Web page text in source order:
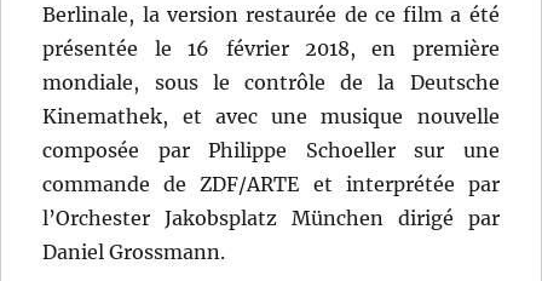
Berlinale, la version restaurée de ce film a été
présentée le 16 février 2018, en première
mondiale, sous le contrôle de la Deutsche
Kinemathek, et avec une musique nouvelle
composée par Philippe Schoeller sur une
commande de ZDF/ARTE et interprétée par
l’Orchester Jakobsplatz München dirigé par
Daniel Grossmann.